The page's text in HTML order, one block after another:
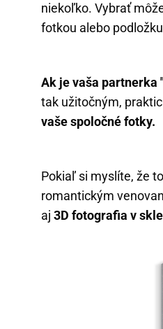
niekoľko. Vybrať
fotkou alebo
Ak je vaša partnerka
tak užitočným,
vaše spoločné fotky.
Pokiaľ si myslíte, že
romantickým
aj 3D fotografia v